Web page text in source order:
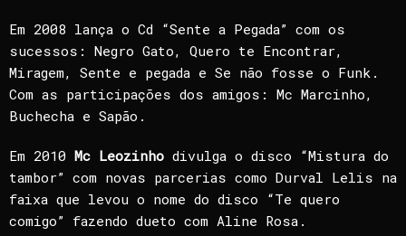
Em 2008 lança o Cd “Sente a Pegada” com os
sucessos: Negro Gato, Quero te Encontrar,
Miragem, Sente e pegada e Se não fosse o Funk.
Com as participações dos amigos: Mc Marcinho,
Buchecha e Sapão.
Em 2010 Mc Leozinho divulga o disco “Mistura do
tambor” com novas parcerias como Durval Lelis na
faixa que levou o nome do disco “Te quero
comigo” fazendo dueto com Aline Rosa.